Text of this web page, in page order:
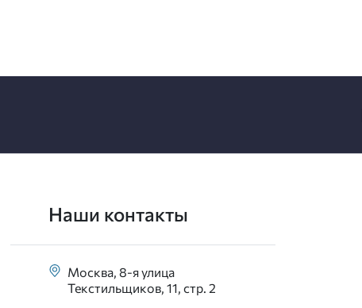
Наши контакты
Москва, 8-я улица
Текстильщиков, 11, стр. 2